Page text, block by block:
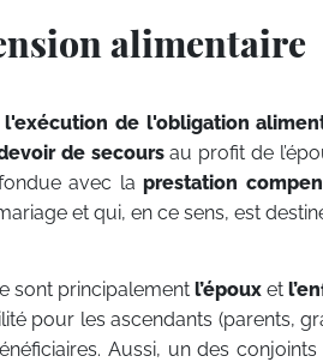
alimentaire
l'exécution de l'obligation
de secoursau profit de
avec laprestation
et qui, en ce sens, est
sont principalement l’époux et
pour les ascendants (parents,
Aussi, un des